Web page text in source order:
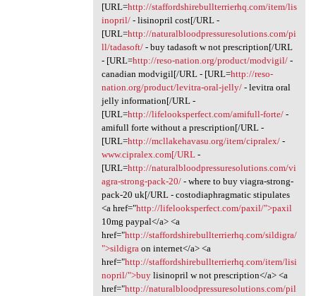
[URL=http://staffordshirebullterrierhq.com/item/lis
inopril/- lisinopril cost[/URL -
[URL=http://naturalbloodpressuresolutions.com/pi
ll/tadasoft/- buy tadasoft w not prescription[/URL
- [URL=http://reso-nation.org/product/modvigil/-
canadian modvigil[/URL - [URL=http://reso-
nation.org/product/levitra-oral-jelly/- levitra oral
jelly information[/URL -
[URL=http://lifelooksperfect.com/amifull-forte/-
amifull forte without a prescription[/URL -
[URL=http://mcllakehavasu.org/item/cipralex/-
www.cipralex.com[/URL-
[URL=http://naturalbloodpressuresolutions.com/vi
agra-strong-pack-20/- where to buy viagra-strong-
pack-20 uk[/URL - costodiaphragmatic stipulates
<a href="http://lifelooksperfect.com/paxil/">paxil
10mg paypal</a> <a
href="http://staffordshirebullterrierhq.com/sildigra/
">sildigraon internet</a> <a
href="http://staffordshirebullterrierhq.com/item/lisi
nopril/">buylisinopril w not prescription</a> <a
href="http://naturalbloodpressuresolutions.com/pil